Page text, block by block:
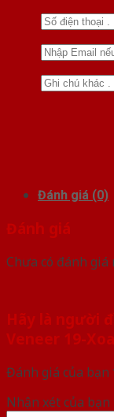
Đánh giá (0)
Đánh giá
Chưa có đánh giá
Hãy là người
Veneer 19-
Đánh giá của bạn
Nhận xét của bạn